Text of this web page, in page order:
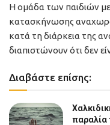
Η ομάδα των παιδιών
κατασκήνωσης
κατά τη διάρκεια της
διαπιστώνουν ότι δεν
Διαβάστε επίσης:
παραλία